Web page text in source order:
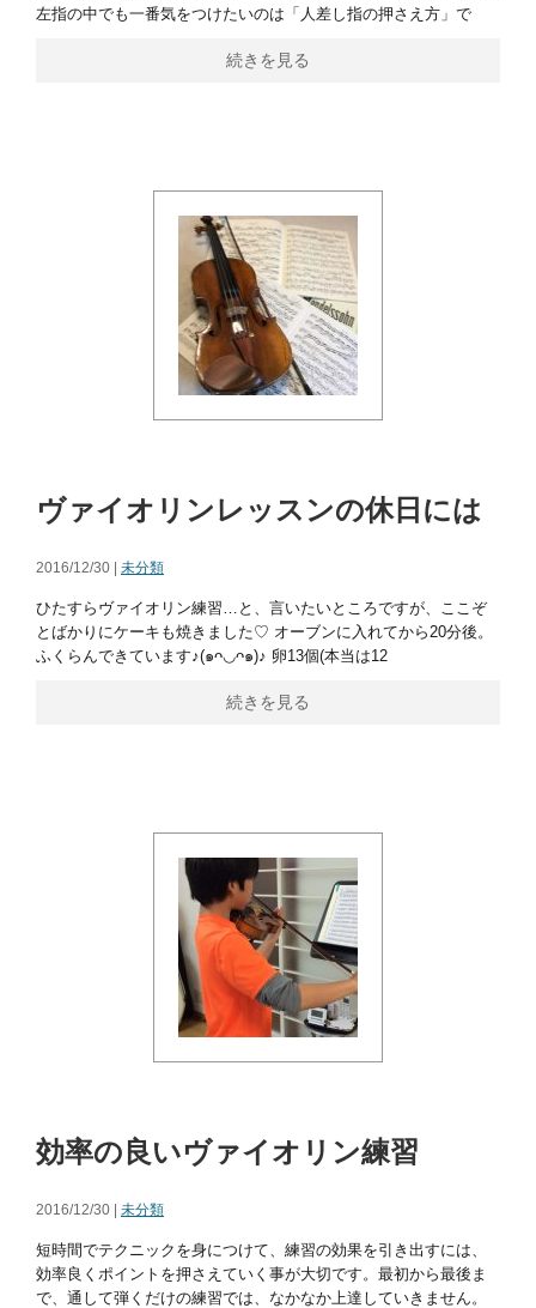
左指の中でも一番気をつけたいのは「人差し指の押さえ方」で
続きを見る
ヴァイオリンレッスンの休日には
2016/12/30 | 未分類
ひたすらヴァイオリン練習…と、言いたいところですが、ここぞ
とばかりにケーキも焼きました♡ オーブンに入れてから20分後。
ふくらんできています♪(๑ᴖ◡ᴖ๑)♪ 卵13個(本当は12
続きを見る
効率の良いヴァイオリン練習
2016/12/30 | 未分類
短時間でテクニックを身につけて、練習の効果を引き出すには、
効率良くポイントを押さえていく事が大切です。最初から最後ま
で、通して弾くだけの練習では、なかなか上達していきません。